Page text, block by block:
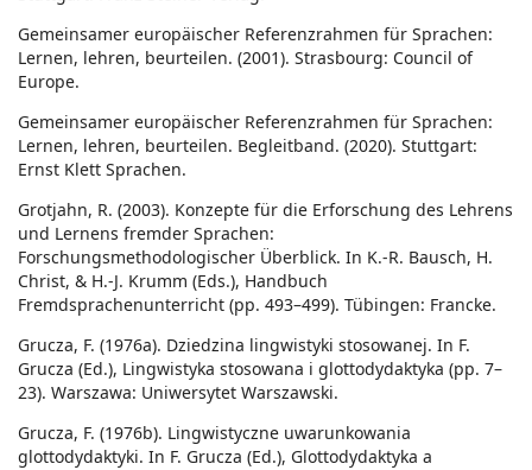
Gemeinsamer europäischer Referenzrahmen für Sprachen:
Lernen, lehren, beurteilen. (2001). Strasbourg: Council of
Europe.
Gemeinsamer europäischer Referenzrahmen für Sprachen:
Lernen, lehren, beurteilen. Begleitband. (2020). Stuttgart:
Ernst Klett Sprachen.
Grotjahn, R. (2003). Konzepte für die Erforschung des Lehrens
und Lernens fremder Sprachen:
Forschungsmethodologischer Überblick. In K.-R. Bausch, H.
Christ, & H.-J. Krumm (Eds.), Handbuch
Fremdsprachenunterricht (pp. 493–499). Tübingen: Francke.
Grucza, F. (1976a). Dziedzina lingwistyki stosowanej. In F.
Grucza (Ed.), Lingwistyka stosowana i glottodydaktyka (pp. 7–
23). Warszawa: Uniwersytet Warszawski.
Grucza, F. (1976b). Lingwistyczne uwarunkowania
glottodydaktyki. In F. Grucza (Ed.), Glottodydaktyka a